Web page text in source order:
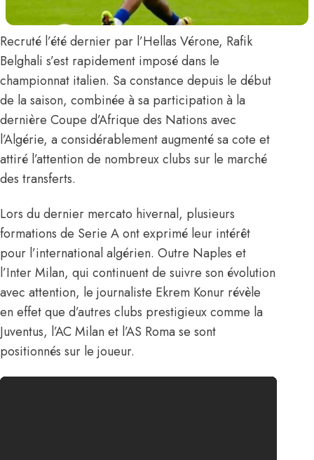
Recruté l’été dernier par l’Hellas Vérone, Rafik
Belghali s’est rapidement imposé dans le
championnat italien. Sa constance depuis le début
de la saison, combinée à sa participation à la
dernière Coupe d’Afrique des Nations avec
l’Algérie, a considérablement augmenté sa cote et
attiré l’attention de nombreux clubs sur le marché
des transferts.
Lors du dernier mercato hivernal, plusieurs
formations de Serie A ont exprimé leur intérêt
pour l’international algérien. Outre Naples et
l’Inter Milan, qui continuent de suivre son évolution
avec attention, le journaliste Ekrem Konur révèle
en effet que d’autres clubs prestigieux comme la
Juventus, l’AC Milan et l’AS Roma se sont
positionnés sur le joueur.